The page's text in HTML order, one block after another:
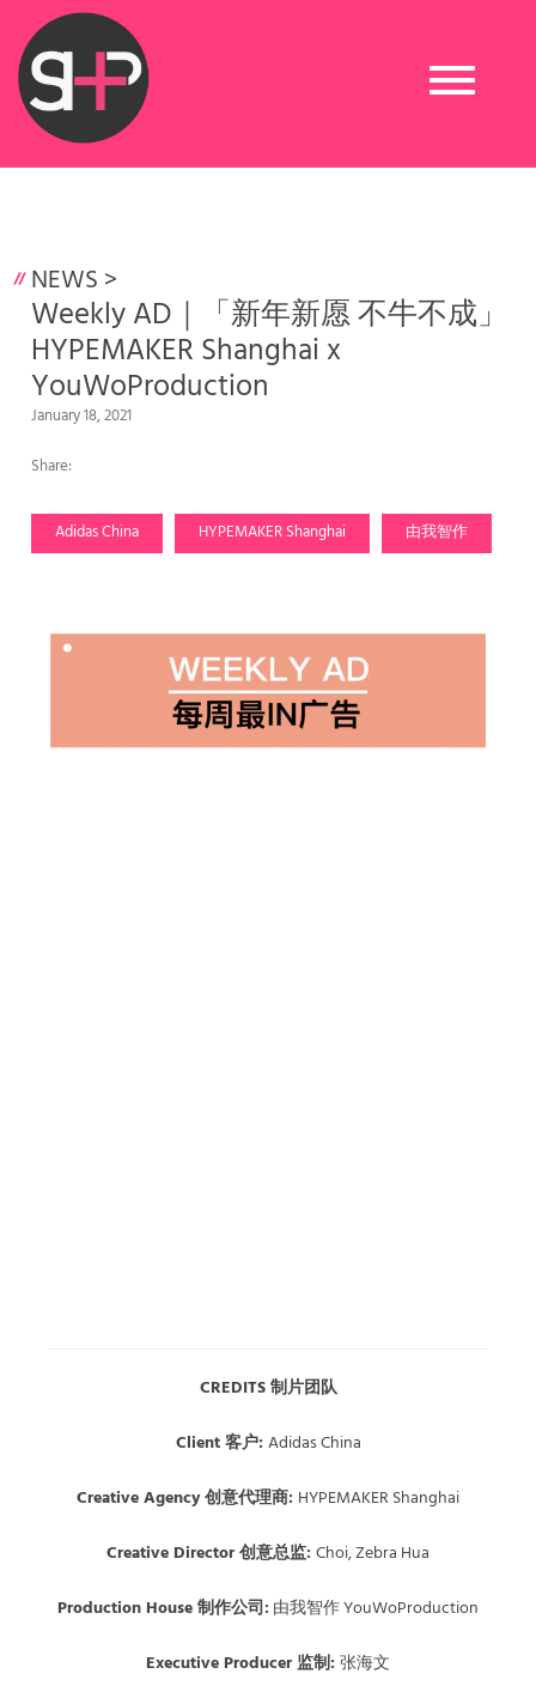
Toggle
navigation
NEWS >
​Weekly AD｜「新年新愿 不牛不成」
HYPEMAKER Shanghai x
YouWoProduction
January 18, 2021
Share:
Adidas China HYPEMAKER Shanghai 由我智作
CREDITS 制片团队
Client 客户: Adidas China
Creative Agency 创意代理商: HYPEMAKER Shanghai
Creative Director 创意总监: Choi, Zebra Hua
Production House 制作公司: 由我智作 YouWoProduction
Executive Producer 监制: 张海文